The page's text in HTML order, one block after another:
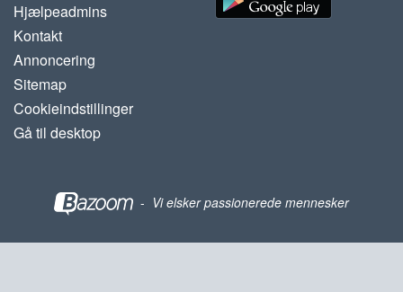
Hjælpeadmins
Kontakt
Annoncering
Sitemap
Cookieindstillinger
Gå til desktop
- Vi elsker passionerede mennesker